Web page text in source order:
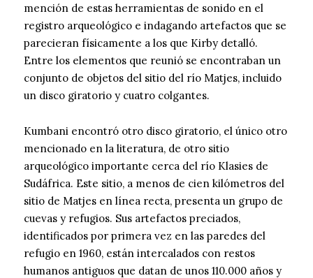
mención de estas herramientas de sonido en el
registro arqueológico e indagando artefactos que se
parecieran físicamente a los que Kirby detalló.
Entre los elementos que reunió se encontraban un
conjunto de objetos del sitio del río Matjes, incluido
un disco giratorio y cuatro colgantes.
Kumbani encontró otro disco giratorio, el único otro
mencionado en la literatura, de otro sitio
arqueológico importante cerca del río Klasies de
Sudáfrica. Este sitio, a menos de cien kilómetros del
sitio de Matjes en línea recta, presenta un grupo de
cuevas y refugios. Sus artefactos preciados,
identificados por primera vez en las paredes del
refugio en 1960, están intercalados con restos
humanos antiguos que datan de unos 110.000 años y